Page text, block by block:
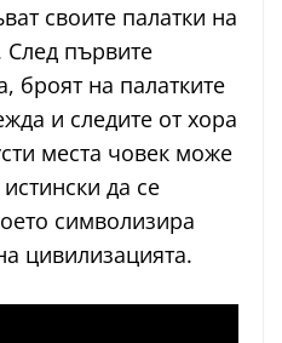
своите палатки на
След първите
броят на палатките
и следите от хора
места човек може
да се
символизира
цивилизацията.